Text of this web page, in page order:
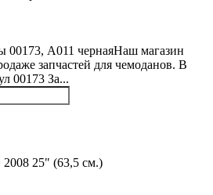
00173, А011 чернаяНаш магазин
запчастей для чемоданов. В
00173 За...